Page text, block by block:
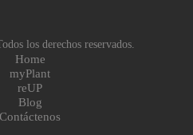
los derechos reservados.
Home
myPlant
reUP
Blog
Contáctenos